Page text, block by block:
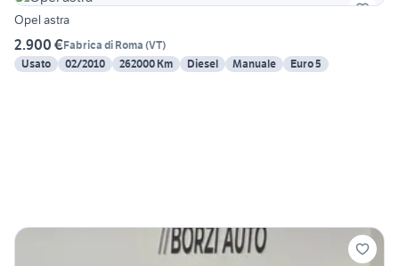
Opel astra
2.900 €Fabrica di Roma (VT)
Usato
02/2010 262000 Km Diesel Manuale Euro 5